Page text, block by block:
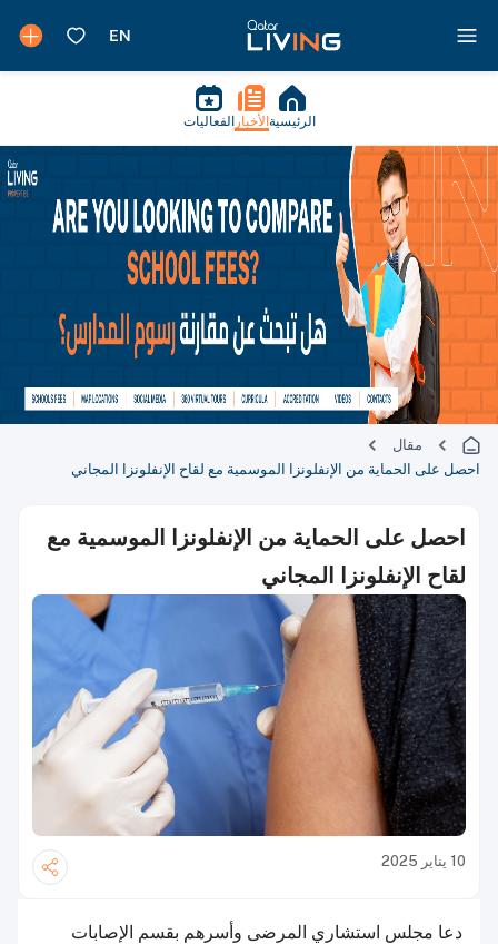
الرئيسية الأخبار الفعاليات
مقال
احصل على الحماية من الإنفلونزا الموسمية مع لقاح الإنفلونزا المجاني
احصل على الحماية من الإنفلونزا الموسمية مع
لقاح الإنفلونزا المجاني
10 يناير 2025
دعا مجلس استشاري المرضى وأسرهم بقسم الإصابات